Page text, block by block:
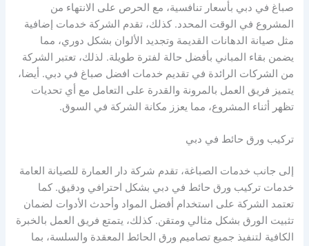
صباغ في دبي بأسعار تنافسية، مع الحرص على الانتهاء من
المشروع في الوقت المحدد. كذلك، تقدم الشركة خدمات إضافية
مثل صيانة الدهانات القديمة وتجديد الألوان بشكل دوري، مما
يضمن بقاء المباني بأفضل حالة لفترة طويلة. لذلك، تعتبر الشركة
من الشركات الرائدة في تقديم خدمات افضل صباغ في دبي. أيضا،
يتميز فريق العمل بالمرونة والقدرة على التعامل مع أي تحديات
تظهر أثناء المشروع، مما يعزز مكانة الشركة في السوق.
تركيب ورق حائط في دبي
إلى جانب خدمات الصباغة، تقدم شركة دار العمارة للصيانة العامة
خدمات تركيب ورق حائط في دبي بشكل احترافي ودقيق. كما
تعتمد الشركة على استخدام أفضل المواد وأحدث الأدوات لضمان
تثبيت الورق بشكل مثالي ومتقن. كذلك، يتمتع فريق العمل بالخبرة
الكافية لتنفيذ جميع تصاميم ورق الحائط المعقدة والسلسة، بما